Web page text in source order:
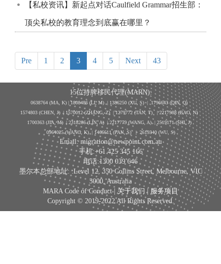
【私校资讯】新起点对话Caulfield Grammar招生部：
顶尖私校的教育理念到底赢在哪里？
Pre 1 2 3 4 5 Next 43
15位持牌移民代理(MARN):
0638764 (MA, K) |1808486 (LI, M) | 1386250 (XU, S)| 1796643 (QIN, Q)
1574803 (CHEN, J) | 1570012 (ZHANG, Z) | 1279772 (TAN, T) | 2217988 (BAO, N)
1700363 (JIA, M) | 2318286 (LIN, A) | 2217779 (WANG, A) | 2519171 (SHI, J)
0964025 (WANG, K) | 1466611 (PAN, S)| 2619340 (WU, S)
Email: migration@newpoint.com.au
手机:+61 425 345 166
电话:1300 039 646
墨尔本总部地址: :Level 12, 350 Collins Street, Melbourne, VIC
3000, Australia
MARA Code of Conduct |关于我们 | 服务项目
Copyright © 2019-2022 All Rights Reserved.